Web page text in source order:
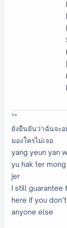
**
ยังยืนยันว่าฉันจะอ
มองใครไม่เจอ
yang yeun yan
yu hak ter
jer
I still guarantee
here if you
anyone else